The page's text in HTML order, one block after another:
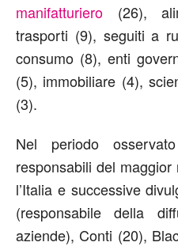
manifatturiero (26),
trasporti (9), seguiti a
consumo (8), enti
(5), immobiliare (4),
(3).
Nel periodo
responsabili del
l’Italia e successive
(responsabile della
aziende), Conti (20),